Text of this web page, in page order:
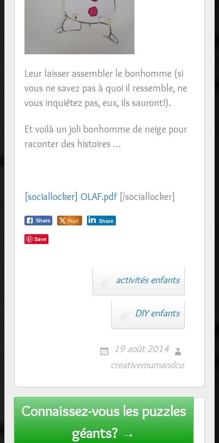
Leur laisser assembler le bonhomme (si
vous ne savez pas à quoi il ressemble, ne
vous inquiétez pas, eux, ils sauront!).
Et voilà un joli bonhomme de neige pour
raconter des histoires …
[sociallocker] OLAF.pdf[/sociallocker]
Share Post Share
Save
activités enfants
DIY enfants
19 août 2014
creativemumandco
Post
navigation
Connaissez-vous les puzzles
géants? →